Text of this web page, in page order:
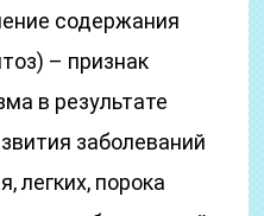
содержания
– признак
в результате
заболеваний
легких, порока